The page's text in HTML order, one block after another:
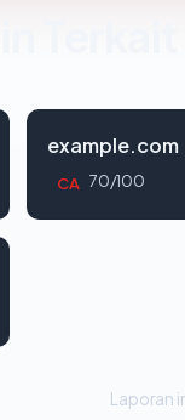
example.com
CA 70/100
Laporan